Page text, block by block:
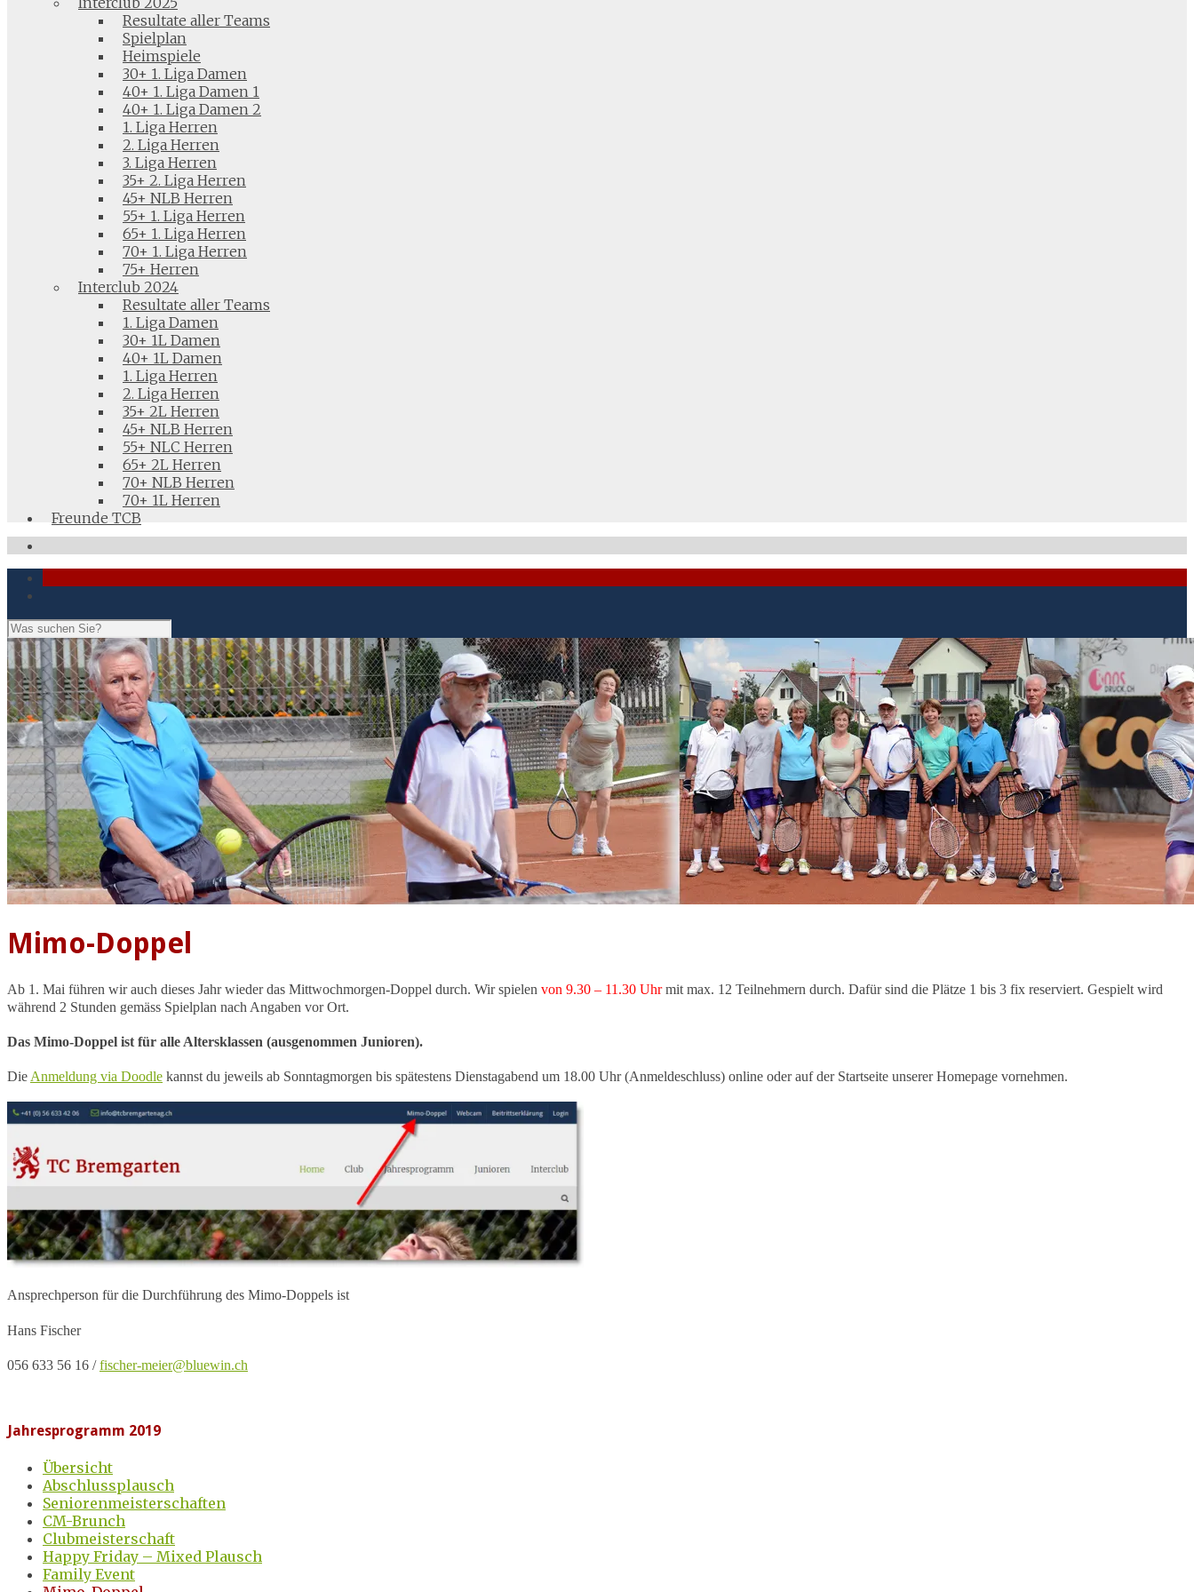
Resultate aller Teams
Spielplan
Heimspiele
30+ 1. Liga Damen
40+ 1. Liga Damen 1
40+ 1. Liga Damen 2
1. Liga Herren
2. Liga Herren
3. Liga Herren
35+ 2. Liga Herren
45+ NLB Herren
55+ 1. Liga Herren
65+ 1. Liga Herren
70+ 1. Liga Herren
75+ Herren
Interclub 2024
Resultate aller Teams
1. Liga Damen
30+ 1L Damen
40+ 1L Damen
1. Liga Herren
2. Liga Herren
35+ 2L Herren
45+ NLB Herren
55+ NLC Herren
65+ 2L Herren
70+ NLB Herren
70+ 1L Herren
Freunde TCB
Mimo-Doppel
Ab 1. Mai führen wir auch dieses Jahr wieder das Mittwochmorgen-Doppel durch. Wir spielen von 9.30 – 11.30 Uhrmit max. 12 Teilnehmern durch. Dafür sind die Plätze 1 bis 3 fix reserviert. Gespielt wird
während 2 Stunden gemäss Spielplan nach Angaben vor Ort.
Das Mimo-Doppel ist für alle Altersklassen (ausgenommen Junioren).
Die Anmeldung via Doodle kannst du jeweils ab Sonntagmorgen bis spätestens Dienstagabend um 18.00 Uhr (Anmeldeschluss) online oder auf der Startseite unserer Homepage vornehmen.
Ansprechperson für die Durchführung des Mimo-Doppels ist
Hans Fischer
056 633 56 16 /fischer-meier@bluewin.ch
Jahresprogramm 2019
Übersicht
Abschlussplausch
Seniorenmeisterschaften
CM-Brunch
Clubmeisterschaft
Happy Friday – Mixed Plausch
Family Event